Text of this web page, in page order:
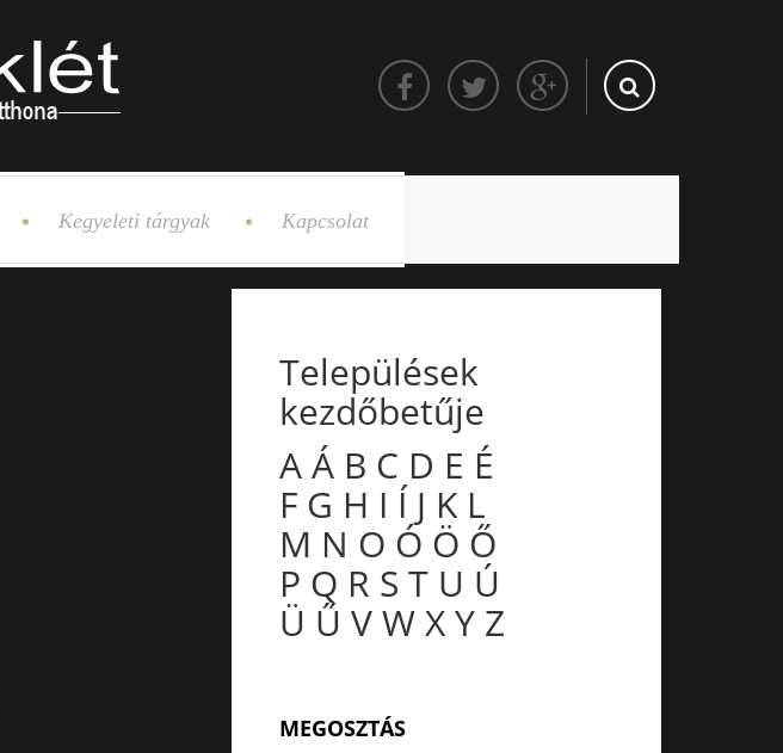
Kegyeleti tárgyak Kapcsolat
Települések
kezdőbetűje
AÁ B C D E É
F G H I Í J K L
M N O Ó Ö Ő
P Q R S T U Ú
Ü Ű VWXY Z
MEGOSZTÁS